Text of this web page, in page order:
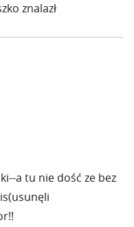
znalazł
a tu nie dość ze bez